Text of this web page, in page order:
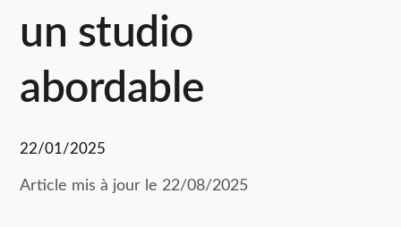
un studio
abordable
22/01/2025
Article mis à jour le 22/08/2025